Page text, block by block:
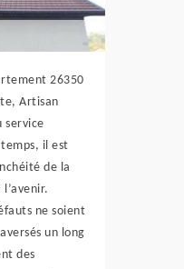
26350
Artisan
service
il est
de la
ne soient
un long
des